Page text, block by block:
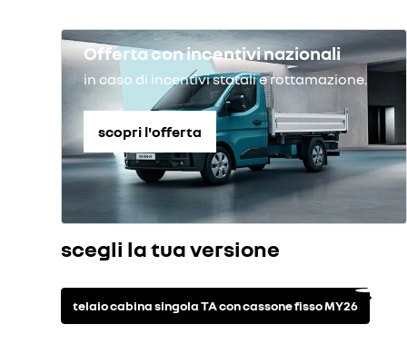
Offerta con incentivi nazionali
in caso di incentivi statali e rottamazione.
scopri l'offerta
scegli la tua versione
telaio cabina singola TA con cassone fisso MY26